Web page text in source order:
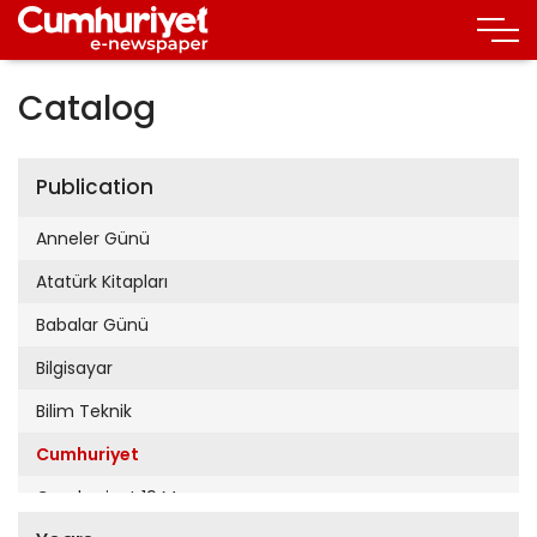
Catalog
Publication
Anneler Günü
Atatürk Kitapları
Babalar Günü
Bilgisayar
Bilim Teknik
Cumhuriyet
Cumhuriyet 19 Mayıs